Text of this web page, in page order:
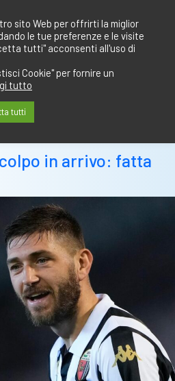
in arrivo: fatta
sito Web per offrirti la miglior
le tue preferenze e le visite
tutti" acconsenti all'uso di
Cookie" per fornire un
tutto
tutti